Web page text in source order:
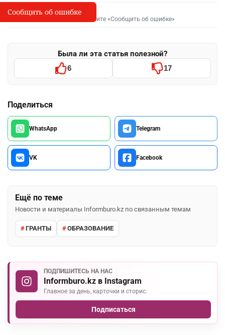
I
Сообщить об опечатке
Выделите фрагмент и нажмите «Сообщить об ошибке»
Была ли эта статья полезной?
6 17
Поделиться
WhatsApp Telegram
VK Facebook
Ещё по теме
Новости и материалы Informburo.kz по связанным темам
ГРАНТЫ ОБРАЗОВАНИЕ
ПОДПИШИТЕСЬ НА НАС
Informburo.kz в Instagram
Главное за день, карточки и сторис.
Подписаться
Сообщить об ошибке